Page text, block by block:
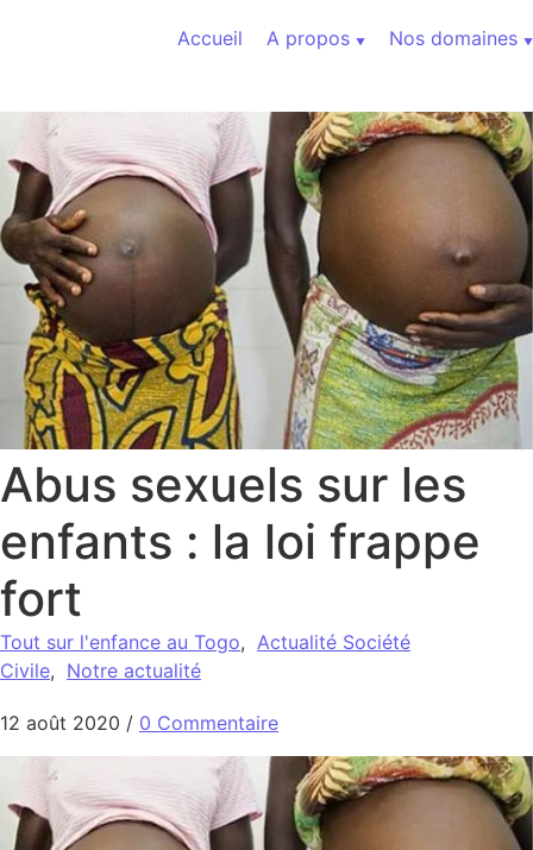
Accueil
A propos Nos domaines
Abus sexuels sur les
enfants : la loi frappe
fort
Tout sur l'enfance au Togo, Actualité Société
Civile, Notre actualité
12 août 2020 / 0 Commentaire